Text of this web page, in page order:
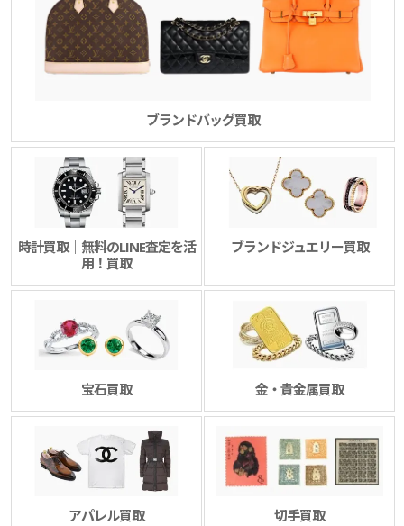
ブランドバッグ買取
時計買取｜無料のLINE査定を活
用！買取
ブランドジュエリー買取
宝石買取 金・貴金属買取
アパレル買取 切手買取